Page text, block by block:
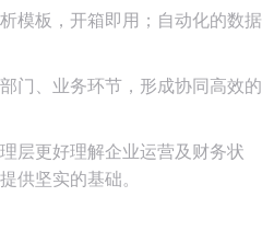
模板，开箱即用；自动化的数据
门、业务环节，形成协同高效的
层更好理解企业运营及财务状
供坚实的基础。